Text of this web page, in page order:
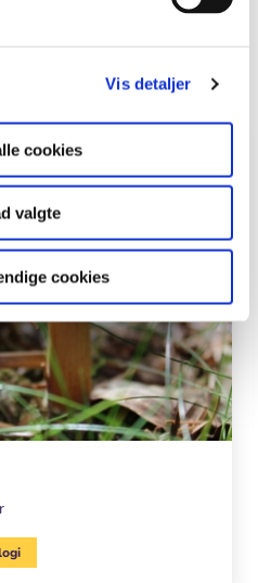
Vis detaljer
cookies
valgte
cookies
2